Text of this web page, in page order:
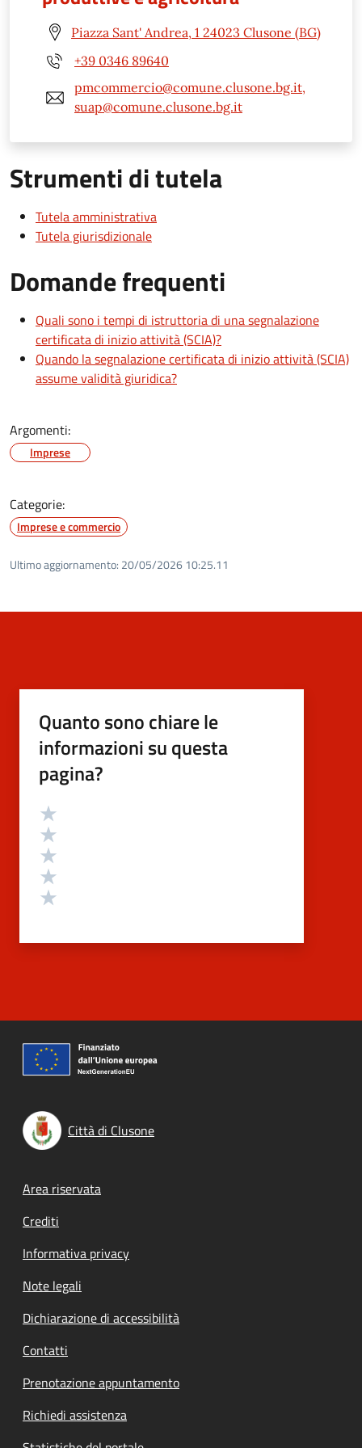
Piazza Sant' Andrea, 1 24023 Clusone (BG)
+39 0346 89640
pmcommercio@comune.clusone.bg.it,
suap@comune.clusone.bg.it
Strumenti di tutela
Tutela amministrativa
Tutela giurisdizionale
Domande frequenti
Quali sono i tempi di istruttoria di una segnalazione
certificata di inizio attività (SCIA)?
Quando la segnalazione certificata di inizio attività (SCIA)
assume validità giuridica?
Argomenti:
Imprese
Categorie:
Imprese e commercio
Ultimo aggiornamento: 20/05/2026 10:25.11
Quanto sono chiare le
informazioni su questa
pagina?
Valutazione
Città di Clusone
Footer menu
Area riservata
Crediti
Informativa privacy
Note legali
Dichiarazione di accessibilità
Contatti
Prenotazione appuntamento
Richiedi assistenza